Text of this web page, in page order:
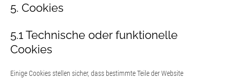
5. Cookies
5.1 Technische oder funktionelle
Cookies
Einige Cookies stellen sicher, dass bestimmte Teile der Website